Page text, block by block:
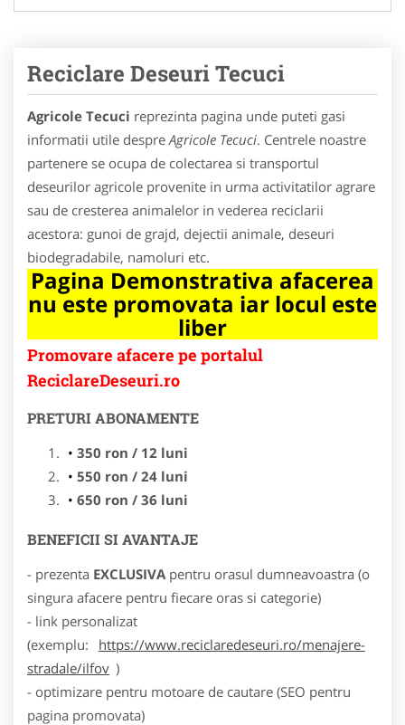
Reciclare Deseuri Tecuci
Agricole Tecuci reprezinta pagina unde puteti gasi
informatii utile despre Agricole Tecuci. Centrele noastre
partenere se ocupa de colectarea si transportul
deseurilor agricole provenite in urma activitatilor agrare
sau de cresterea animalelor in vederea reciclarii
acestora: gunoi de grajd, dejectii animale, deseuri
biodegradabile, namoluri etc.
Pagina Demonstrativa afacerea
nu este promovata iar locul este
liber
Promovare afacere pe portalul
ReciclareDeseuri.ro
PRETURI ABONAMENTE
350 ron / 12 luni
550 ron / 24 luni
650 ron / 36 luni
BENEFICII SI AVANTAJE
- prezenta EXCLUSIVA pentru orasul dumneavoastra (o
singura afacere pentru fiecare oras si categorie)
- link personalizat
(exemplu:
https://www.reciclaredeseuri.ro/menajere-
stradale/ilfov )
- optimizare pentru motoare de cautare (SEO pentru
pagina promovata)